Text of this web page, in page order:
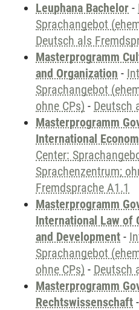
Leuphana Bachelor -
Sprachangebot
Deutsch als
Masterprogramm
and Organization -
Sprachangebot
ohne CPs) - Deutsch
Masterprogramm
International
Center:
Sprachenzentrum;
Fremdsprache A1.1
Masterprogramm
International Law of
and Development -
Sprachangebot
ohne CPs) - Deutsch
Masterprogramm
Rechtswissenschaft -